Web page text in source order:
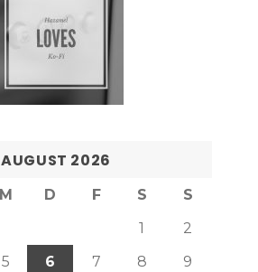
AUGUST 2026
M D F S
S
1
2
5 6 7 8
9